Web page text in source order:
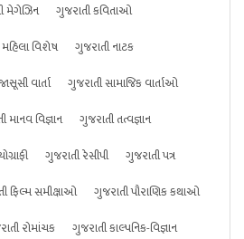
મેગેઝિન
ગુજરાતી કવિતાઓ
વિશેષ
ગુજરાતી નાટક
વાર્તા
ગુજરાતી સામાજિક વાર્તાઓ
માનવ વિજ્ઞાન
ગુજરાતી તત્વજ્ઞાન
ગુજરાતી રેસીપી
ગુજરાતી પત્ર
ફિલ્મ સમીક્ષાઓ
ગુજરાતી પૌરાણિક કથાઓ
રોમાંચક
ગુજરાતી કાલ્પનિક-વિજ્ઞાન